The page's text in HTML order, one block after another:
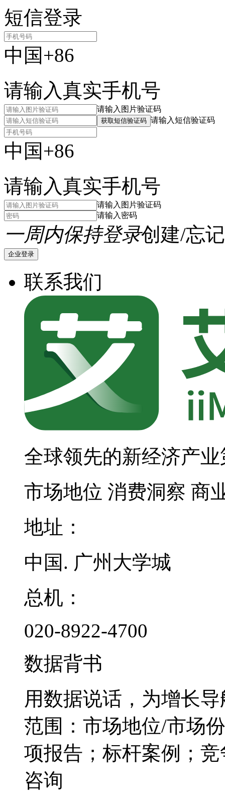
短信登录
中国+86
请输入真实手机号
请输入图片验证码
获取短信验证码 请输入短信验证码
中国+86
请输入真实手机号
请输入图片验证码
请输入密码
一周内保持登录创建/忘
企业登录
联系我们
全球领先的新经济产
市场地位 消费洞察 商
地址：
中国. 广州大学城
总机：
020-8922-4700
数据背书
用数据说话，为增长导
范围：市场地位/市场
项报告；标杆案例；
咨询